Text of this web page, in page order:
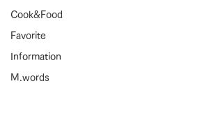
Cook&Food
Favorite
Information
M.words